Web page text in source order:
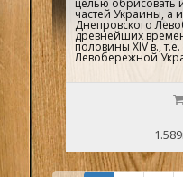
целью обрисовать
частей Украины, а
Днепровского
древнейших
половины XIV в., т.е.
Левобережной